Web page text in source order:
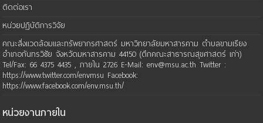
ติดต่อเรา
หน่วยปฏิบัติการวิจัย
คณะสิ่งแวดล้อมและทรัพยากรศาสตร์ มหาวิทยาลัยมหาสารคาม ตำบลขามเรียง
อำเภอกันทรวิชัย จังหวัดมหาสารคาม 44150 (ตึกคณะสาธารณสุขศาสตร์ เก่า)
Tel/Fax: 66 4375 4435 , ภายใน 2726 E-Mail: env@msu.ac.th Twitter :
https://www.twitter.com/envmsu Facebook:
https://www.facebook.com/env.msu.th/
หน่วยงานภายใน